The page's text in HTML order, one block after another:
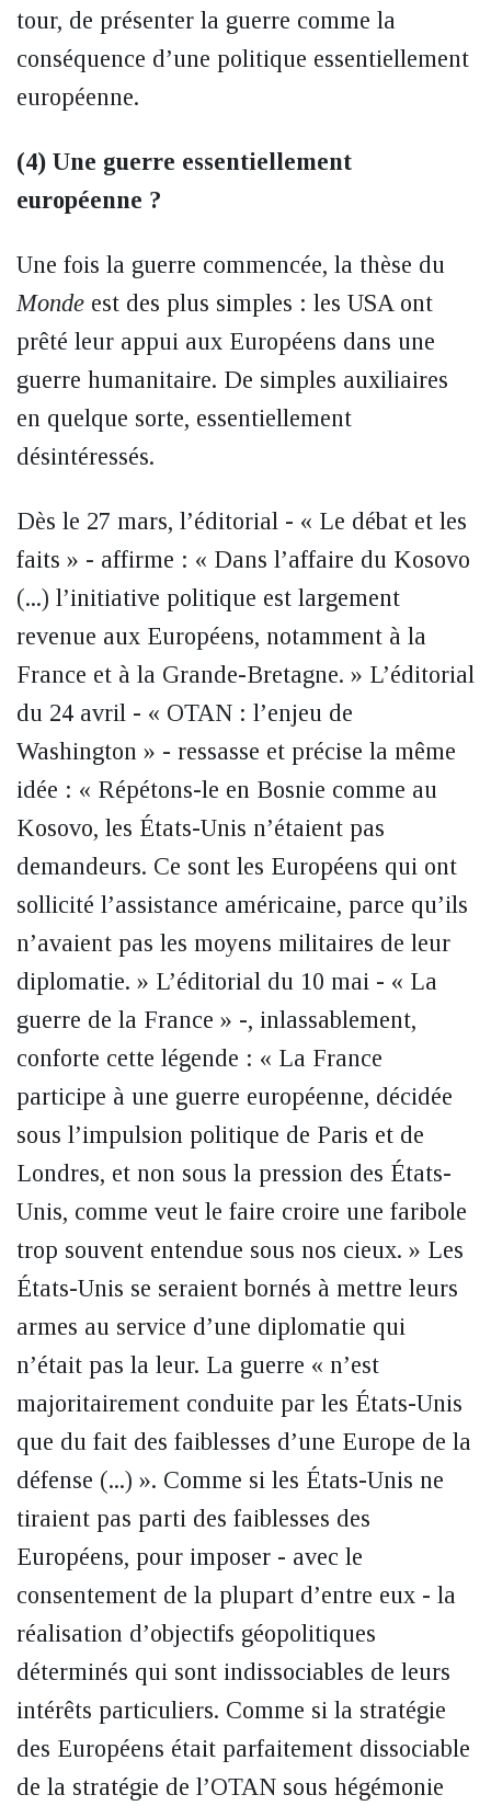
tour, de présenter la guerre comme la
conséquence d’une politique essentiellement
européenne.
(4) Une guerre essentiellement
européenne ?
Une fois la guerre commencée, la thèse du
Monde est des plus simples : les USA ont
prêté leur appui aux Européens dans une
guerre humanitaire. De simples auxiliaires
en quelque sorte, essentiellement
désintéressés.
Dès le 27 mars, l’éditorial - « Le débat et les
faits » - affirme : « Dans l’affaire du Kosovo
(...) l’initiative politique est largement
revenue aux Européens, notamment à la
France et à la Grande-Bretagne. » L’éditorial
du 24 avril - « OTAN : l’enjeu de
Washington » - ressasse et précise la même
idée : « Répétons-le en Bosnie comme au
Kosovo, les États-Unis n’étaient pas
demandeurs. Ce sont les Européens qui ont
sollicité l’assistance américaine, parce qu’ils
n’avaient pas les moyens militaires de leur
diplomatie. » L’éditorial du 10 mai - « La
guerre de la France » -, inlassablement,
conforte cette légende : « La France
participe à une guerre européenne, décidée
sous l’impulsion politique de Paris et de
Londres, et non sous la pression des États-
Unis, comme veut le faire croire une faribole
trop souvent entendue sous nos cieux. » Les
États-Unis se seraient bornés à mettre leurs
armes au service d’une diplomatie qui
n’était pas la leur. La guerre « n’est
majoritairement conduite par les États-Unis
que du fait des faiblesses d’une Europe de la
défense (...) ». Comme si les États-Unis ne
tiraient pas parti des faiblesses des
Européens, pour imposer - avec le
consentement de la plupart d’entre eux - la
réalisation d’objectifs géopolitiques
déterminés qui sont indissociables de leurs
intérêts particuliers. Comme si la stratégie
des Européens était parfaitement dissociable
de la stratégie de l’OTAN sous hégémonie